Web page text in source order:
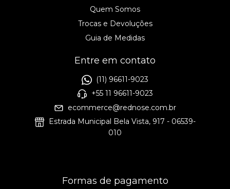
Quem Somos
Trocas e Devoluções
Guia de Medidas
Entre em contato
(11) 96611-9023
+55 11 96611-9023
ecommerce@rednose.com.br
Estrada Municipal Bela Vista, 917 - 06539-
010
Formas de pagamento